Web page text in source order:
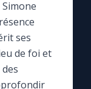
ses
de foi et